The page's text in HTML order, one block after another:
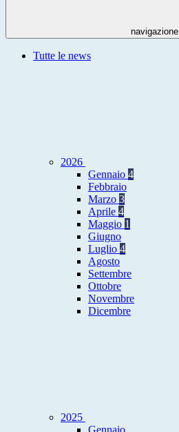
navigazione
Tutte le news
2026
Gennaio 4
Febbraio
Marzo 3
Aprile 4
Maggio 1
Giugno
Luglio 4
Agosto
Settembre
Ottobre
Novembre
Dicembre
2025